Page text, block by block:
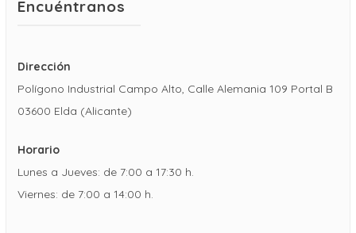
Encuéntranos
Dirección
Polígono Industrial Campo Alto, Calle Alemania 109 Portal B
03600 Elda (Alicante)
Horario
Lunes a Jueves: de 7:00 a 17:30 h.
Viernes: de 7:00 a 14:00 h.